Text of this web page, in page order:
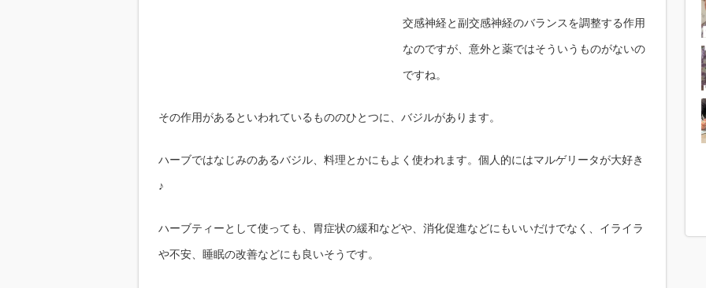
交感神経と副交感神経のバランスを調整する作用
なのですが、意外と薬ではそういうものがないの
ですね。
その作用があるといわれているもののひとつに、バジルがあります。
ハーブではなじみのあるバジル、料理とかにもよく使われます。個人的にはマルゲリータが大好き
♪
ハーブティーとして使っても、胃症状の緩和などや、消化促進などにもいいだけでなく、イライラ
や不安、睡眠の改善などにも良いそうです。